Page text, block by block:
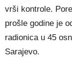
vrši kontrole.
prošle godine je
radionica u 45
Sarajevo.